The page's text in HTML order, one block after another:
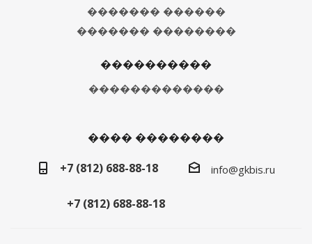
������� ������
������� ��������
����������
�������������
���� ��������
+7 (812) 688-88-18
+7 (812) 688-88-18
info@gkbis.ru